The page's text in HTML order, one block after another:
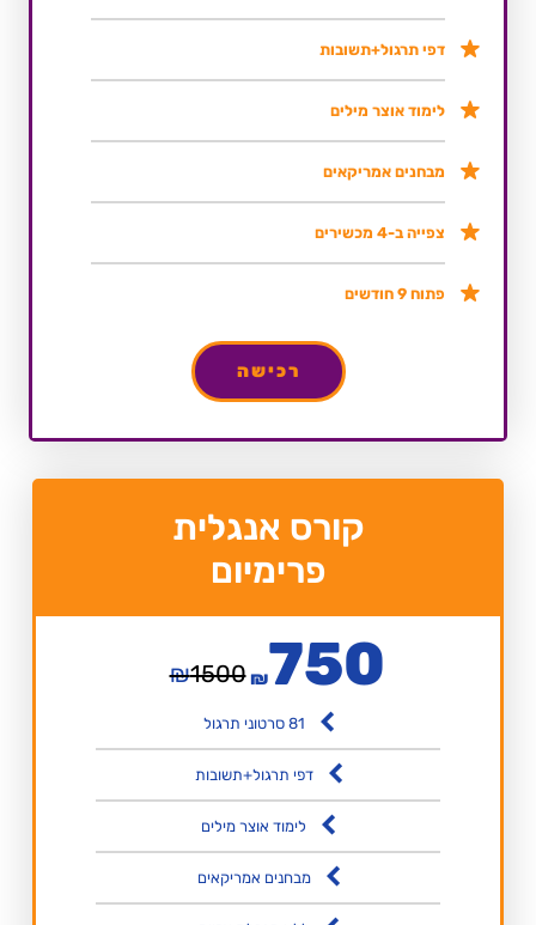
דפי תרגול+תשובות
לימוד אוצר מילים
מבחנים אמריקאים
צפייה ב-4 מכשירים
פתוח 9 חודשים
רכישה
קורס אנגלית
פרימיום
₪1500₪750
81 סרטוני תרגול
דפי תרגול+תשובות
לימוד אוצר מילים
מבחנים אמריקאים